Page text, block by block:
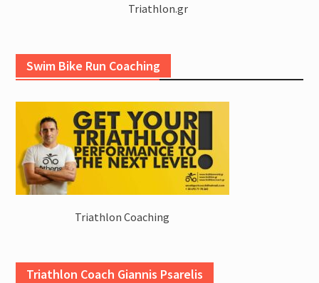
Triathlon.gr
Swim Bike Run Coaching
Triathlon Coaching
Triathlon Coach Giannis Psarelis